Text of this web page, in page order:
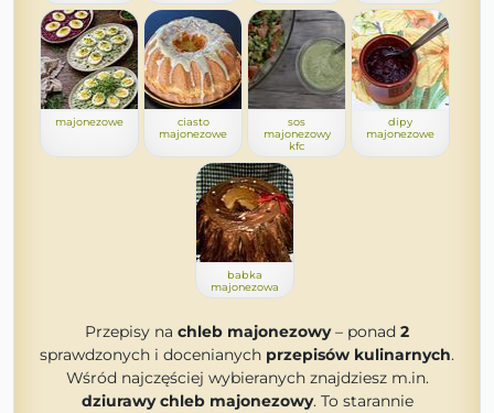
majonezowe
ciasto
majonezowe
sos
majonezowy
kfc
dipy
majonezowe
babka
majonezowa
Przepisy na chleb majonezowy– ponad 2
sprawdzonych i docenianych przepisów kulinarnych.
Wśród najczęściej wybieranych znajdziesz m.in.
dziurawy chleb majonezowy. To starannie